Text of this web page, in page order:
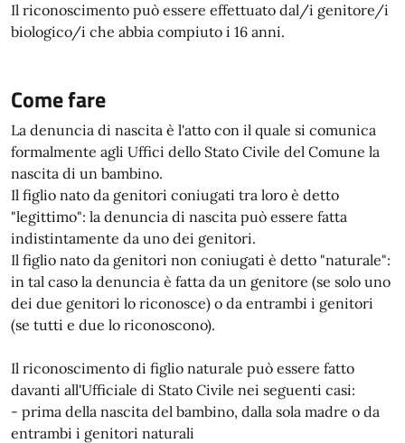
Il riconoscimento può essere effettuato dal/i genitore/i
biologico/i che abbia compiuto i 16 anni.
Come fare
La denuncia di nascita è l'atto con il quale si comunica
formalmente agli Uffici dello Stato Civile del Comune la
nascita di un bambino.
Il figlio nato da genitori coniugati tra loro è detto
"legittimo": la denuncia di nascita può essere fatta
indistintamente da uno dei genitori.
Il figlio nato da genitori non coniugati è detto "naturale":
in tal caso la denuncia è fatta da un genitore (se solo uno
dei due genitori lo riconosce) o da entrambi i genitori
(se tutti e due lo riconoscono).
Il riconoscimento di figlio naturale può essere fatto
davanti all'Ufficiale di Stato Civile nei seguenti casi:
- prima della nascita del bambino, dalla sola madre o da
entrambi i genitori naturali